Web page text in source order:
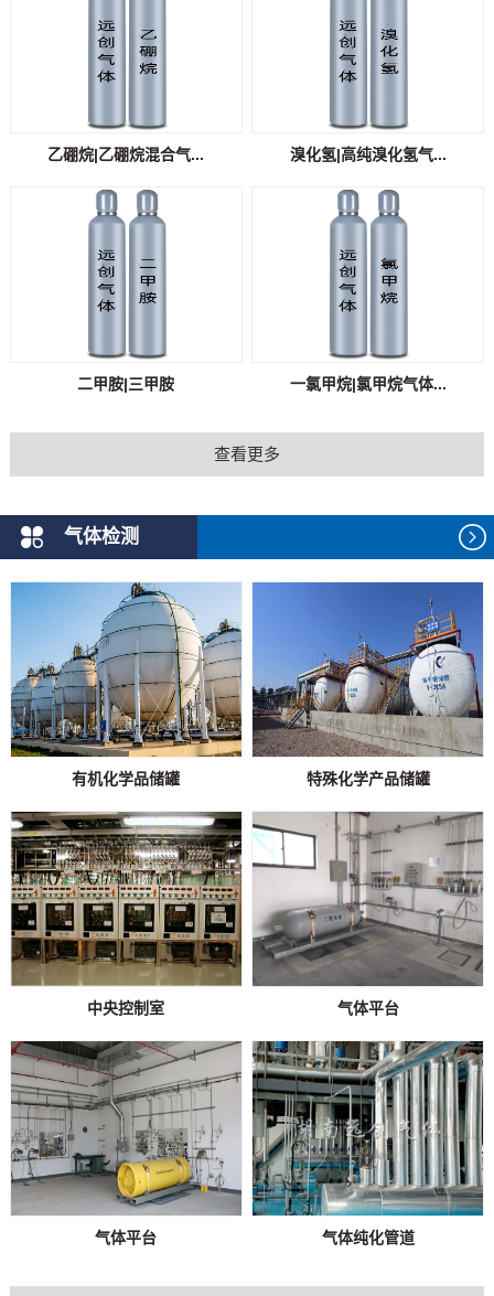
乙硼烷|乙硼烷混合气... 溴化氢|高纯溴化氢气...
二甲胺|三甲胺 一氯甲烷|氯甲烷气体...
查看更多
气体检测
有机化学品储罐 特殊化学产品储罐
中央控制室 气体平台
气体平台 气体纯化管道